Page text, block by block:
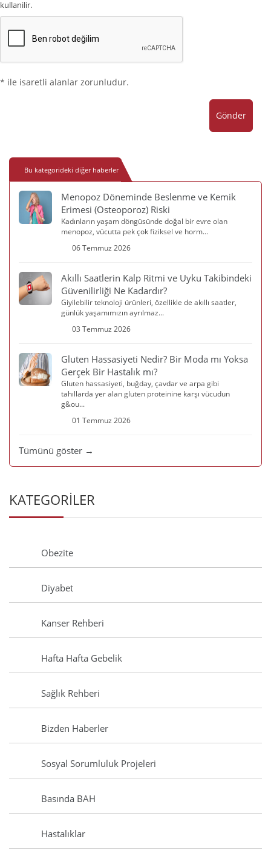
kullanilir.
* ile isaretli alanlar zorunludur.
Gönder
Bu kategorideki diğer haberler
Menopoz Döneminde Beslenme ve Kemik
Erimesi (Osteoporoz) Riski
Kadınların yaşam döngüsünde doğal bir evre olan
menopoz, vücutta pek çok fiziksel ve horm...
06 Temmuz 2026
Akıllı Saatlerin Kalp Ritmi ve Uyku Takibindeki
Güvenilirliği Ne Kadardır?
Giyilebilir teknoloji ürünleri, özellikle de akıllı saatler,
günlük yaşamımızın ayrılmaz...
03 Temmuz 2026
Gluten Hassasiyeti Nedir? Bir Moda mı Yoksa
Gerçek Bir Hastalık mı?
Gluten hassasiyeti, buğday, çavdar ve arpa gibi
tahıllarda yer alan gluten proteinine karşı vücudun
g&ou...
01 Temmuz 2026
Tümünü göster →
KATEGORİLER
Obezite
Diyabet
Kanser Rehberi
Hafta Hafta Gebelik
Sağlık Rehberi
Bizden Haberler
Sosyal Sorumluluk Projeleri
Basında BAH
Hastalıklar